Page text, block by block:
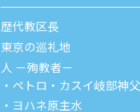
歴代教区⻑
東京の巡礼地
⼈ －殉教者－
ペトロ・カスイ岐部神父
ヨハネ原主水